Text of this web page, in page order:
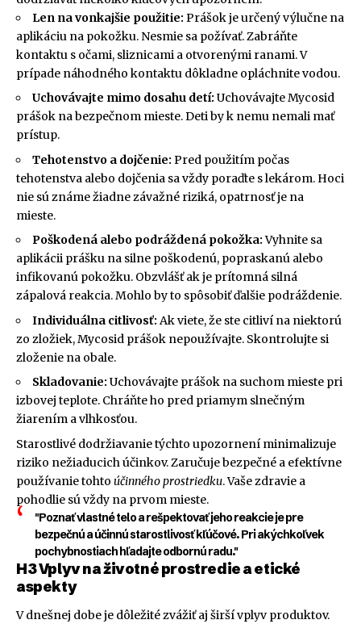
Len na vonkajšie použitie: Prášok je určený výlučne na
aplikáciu na pokožku. Nesmie sa požívať. Zabráňte
kontaktu s očami, sliznicami a otvorenými ranami. V
prípade náhodného kontaktu dôkladne opláchnite vodou.
Uchovávajte mimo dosahu detí: Uchovávajte Mycosid
prášok na bezpečnom mieste. Deti by k nemu nemali mať
prístup.
Tehotenstvo a dojčenie: Pred použitím počas
tehotenstva alebo dojčenia sa vždy poraďte s lekárom. Hoci
nie sú známe žiadne závažné riziká, opatrnosť je na
mieste.
Poškodená alebo podráždená pokožka:Vyhnite sa
aplikácii prášku na silne poškodenú, popraskanú alebo
infikovanú pokožku. Obzvlášť ak je prítomná silná
zápalová reakcia. Mohlo by to spôsobiť ďalšie podráždenie.
Individuálna citlivosť: Ak viete, že ste citliví na niektorú
zo zložiek, Mycosid prášok nepoužívajte. Skontrolujte si
zloženie na obale.
Skladovanie: Uchovávajte prášok na suchom mieste pri
izbovej teplote. Chráňte ho pred priamym slnečným
žiarením a vlhkosťou.
Starostlivé dodržiavanie týchto upozornení minimalizuje
riziko nežiaducich účinkov. Zaručuje bezpečné a efektívne
používanie tohto účinného prostriedku. Vaše zdravie a
pohodlie sú vždy na prvom mieste.
"Poznať vlastné telo a rešpektovať jeho reakcie je pre
bezpečnú a účinnú starostlivosť kľúčové. Pri akýchkoľvek
pochybnostiach hľadajte odbornú radu."
H3 Vplyv na životné prostredie a etické
aspekty
V dnešnej dobe je dôležité zvážiť aj širší vplyv produktov.